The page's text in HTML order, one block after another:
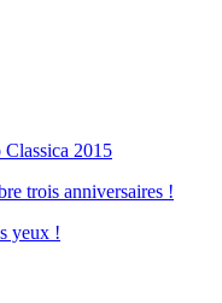
2015
trois anniversaires !
yeux !